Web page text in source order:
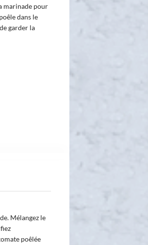
marinade pour
dans le
garder la
Mélangez le
poêlée